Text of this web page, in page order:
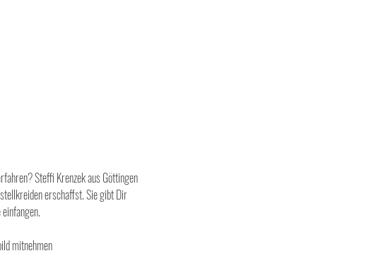
Steffi Krenzek aus Göttingen
erschaffst. Sie gibt Dir
mitnehmen